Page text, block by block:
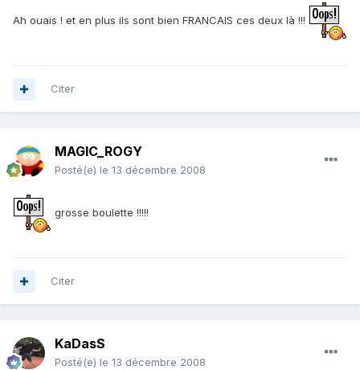
Ah ouais ! et en plus ils sont bien FRANCAIS ces deux là !!!
Citer
MAGIC_ROGY
Posté(e) le 13 décembre 2008
grosse boulette !!!!!
Citer
KaDasS
Posté(e) le 13 décembre 2008